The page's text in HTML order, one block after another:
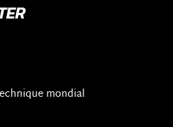
mondial